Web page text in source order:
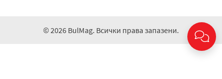
© 2026 BulMag. Всички права запазени.